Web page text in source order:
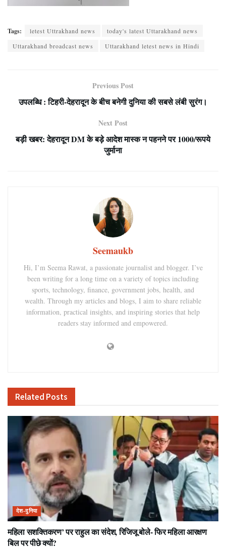
Tags: letest Uttrakhand news
today's latest Uttarakhand news
Uttarakhand broadcast news
Uttarakhand letest news in Hindi
Previous Post
उपलब्धि : टिहरी-देहरादून के बीच बनेगी दुनिया की सबसे लंबी सुरंग।
Next Post
बड़ी खबर: देहरादून DM के बड़े आदेश मास्क न पहनने पर 1000/रूपये
जुर्माना
Seemaukb
Hi, I’m Seema Rawat, a passionate journalist and blogger. I’ve
been writing for a long time on a variety of topics including
sports, technology, finance, government jobs, health, and
wealth. Through my articles and blogs, I aim to share reliable
information, practical insights, and inspiring stories that help
readers stay informed and empowered.
Related Posts
देश-दुनिया
महिला सशक्तिकरण’ पर राहुल का संदेश, रिजिजू बोले- फिर महिला आरक्षण
बिल पर पीछे क्यों?